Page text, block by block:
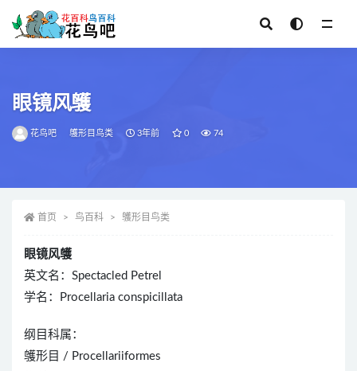
眼镜风鹱
花鸟吧 鹱形目鸟类 3年前 0 74
首页 鸟百科 鹱形目鸟类
眼镜风鹱
英文名：Spectacled Petrel
学名：Procellaria conspicillata
纲目科属：
鹱形目 / Procellariiformes